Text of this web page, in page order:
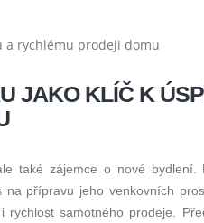
JAKO KLÍČ K
také zájemce o nové bydlení.
přípravu jeho venkovních
samotného prodeje.